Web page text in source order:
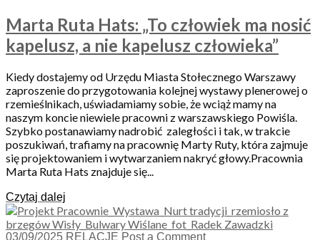
Marta Ruta Hats: „To człowiek ma nosić
kapelusz, a nie kapelusz człowieka”
Kiedy dostajemy od Urzędu Miasta Stołecznego Warszawy
zaproszenie do przygotowania kolejnej wystawy plenerowej o
rzemieślnikach, uświadamiamy sobie, że wciąż mamy na
naszym koncie niewiele pracowni z warszawskiego Powiśla.
Szybko postanawiamy nadrobić zaległości i tak, w trakcie
poszukiwań, trafiamy na pracownię Marty Ruty, która zajmuje
się projektowaniem i wytwarzaniem nakryć głowy.Pracownia
Marta Ruta Hats znajduje się...
Czytaj dalej
03/09/2025 RELACJE Post a Comment